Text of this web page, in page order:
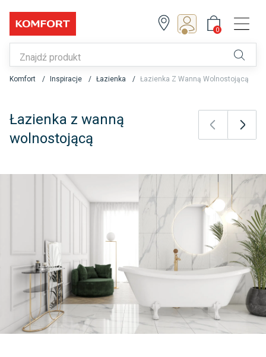
0
Komfort Inspiracje Łazienka Łazienka Z Wanną Wolnostojącą
Łazienka z wanną
wolnostojącą